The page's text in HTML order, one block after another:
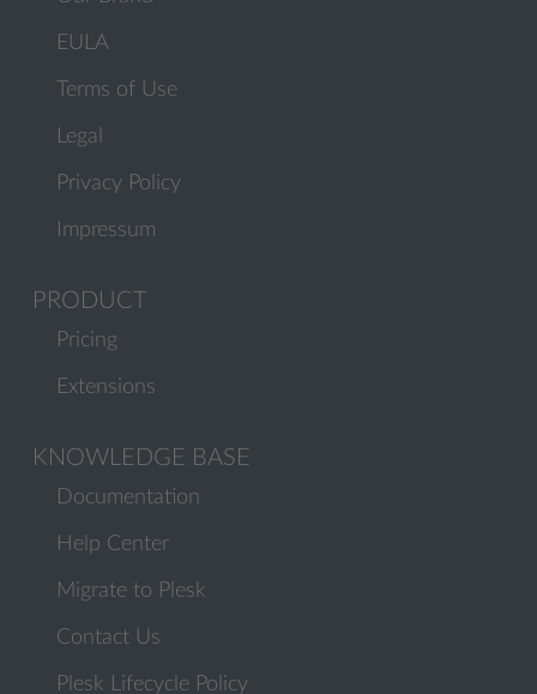
EULA
Terms of Use
Legal
Privacy Policy
Impressum
PRODUCT
Pricing
Extensions
KNOWLEDGE BASE
Documentation
Help Center
Migrate to Plesk
Contact Us
Plesk Lifecycle Policy